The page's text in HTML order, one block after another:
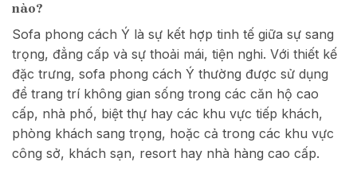
nào?
Sofa phong cách Ý là sự kết hợp tinh tế giữa sự sang
trọng, đẳng cấp và sự thoải mái, tiện nghi. Với thiết kế
đặc trưng, sofa phong cách Ý thường được sử dụng
để trang trí không gian sống trong các căn hộ cao
cấp, nhà phố, biệt thự hay các khu vực tiếp khách,
phòng khách sang trọng, hoặc cả trong các khu vực
công sở, khách sạn, resort hay nhà hàng cao cấp.